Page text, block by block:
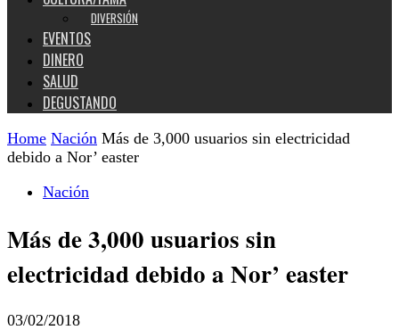
DIVERSIÓN
EVENTOS
DINERO
SALUD
DEGUSTANDO
Home Nación Más de 3,000 usuarios sin electricidad
debido a Nor’ easter
Nación
Más de 3,000 usuarios sin
electricidad debido a Nor’ easter
03/02/2018